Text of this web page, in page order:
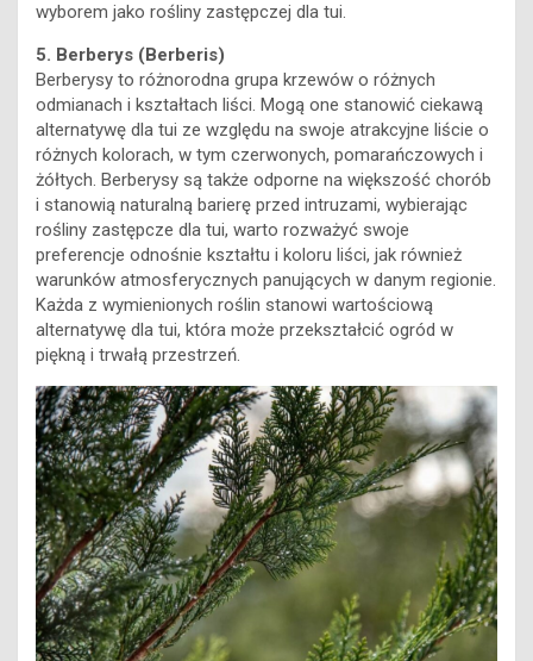
wyborem jako rośliny zastępczej dla tui.
5. Berberys (Berberis)
Berberysy to różnorodna grupa krzewów o różnych
odmianach i kształtach liści. Mogą one stanowić ciekawą
alternatywę dla tui ze względu na swoje atrakcyjne liście o
różnych kolorach, w tym czerwonych, pomarańczowych i
żółtych. Berberysy są także odporne na większość chorób
i stanowią naturalną barierę przed intruzami, wybierając
rośliny zastępcze dla tui, warto rozważyć swoje
preferencje odnośnie kształtu i koloru liści, jak również
warunków atmosferycznych panujących w danym regionie.
Każda z wymienionych roślin stanowi wartościową
alternatywę dla tui, która może przekształcić ogród w
piękną i trwałą przestrzeń.